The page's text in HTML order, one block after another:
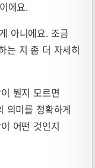
에요.
아니에요. 조금
는 지 좀 더 자세히
뭔지 모르면
의미를 정확하게
어떤 것인지